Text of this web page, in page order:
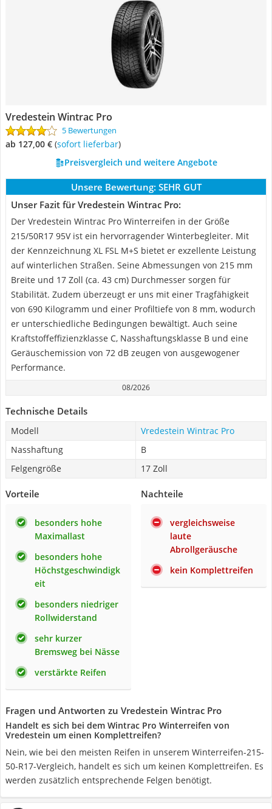
Vredestein Wintrac Pro
5 Bewertungen
ab 127,00 € ( Sofort lieferbar)
Preisvergleich und weitere Angebote
Unsere Bewertung: SEHR GUT
Unser Fazit für Vredestein Wintrac Pro:
Der Vredestein Wintrac Pro Winterreifen in der Größe
215/50R17 95V ist ein hervorragender Winterbegleiter. Mit
der Kennzeichnung XL FSL M+S bietet er exzellente Leistung
auf winterlichen Straßen. Seine Abmessungen von 215 mm
Breite und 17 Zoll (ca. 43 cm) Durchmesser sorgen für
Stabilität. Zudem überzeugt er uns mit einer Tragfähigkeit
von 690 Kilogramm und einer Profiltiefe von 8 mm, wodurch
er unterschiedliche Bedingungen bewältigt. Auch seine
Kraftstoffeffizienzklasse C, Nasshaftungsklasse B und eine
Geräuschemission von 72 dB zeugen von ausgewogener
Performance.
08/2026
Technische Details
Modell
Vredestein Wintrac Pro
Nasshaftung
B
Felgengröße
17 Zoll
Vorteile
besonders hohe
Maximallast
besonders hohe
Höchstgeschwindigk
eit
besonders niedriger
Rollwiderstand
sehr kurzer
Bremsweg bei Nässe
verstärkte Reifen
Nachteile
vergleichsweise
laute
Abrollgeräusche
kein Komplettreifen
Fragen und Antworten zu Vredestein Wintrac Pro
Handelt es sich bei dem Wintrac Pro Winterreifen von
Vredestein um einen Komplettreifen?
Nein, wie bei den meisten Reifen in unserem Winterreifen-215-
50-R17-Vergleich, handelt es sich um keinen Komplettreifen. Es
werden zusätzlich entsprechende Felgen benötigt.